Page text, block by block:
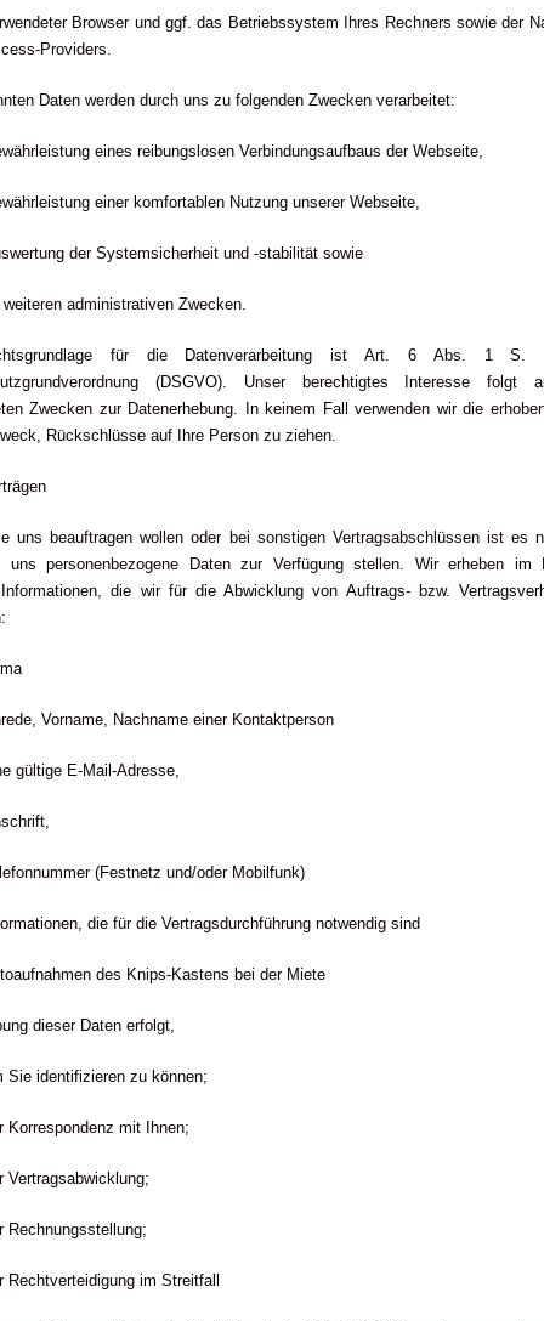
Browser und ggf. das Betriebssystem Ihres Rechners sowie der
Providers.
Daten werden durch uns zu folgenden Zwecken verarbeitet:
eines reibungslosen Verbindungsaufbaus der Webseite,
einer komfortablen Nutzung unserer Webseite,
der Systemsicherheit und -stabilität sowie
administrativen Zwecken.
für die Datenverarbeitung ist Art. 6 Abs. 1
(DSGVO). Unser berechtigtes Interesse folgt
Zwecken zur Datenerhebung. In keinem Fall verwenden wir die
Rückschlüsse auf Ihre Person zu ziehen.
uns beauftragen wollen oder bei sonstigen Vertragsabschlüssen ist es
uns personenbezogene Daten zur Verfügung stellen. Wir erheben im
die wir für die Abwicklung von Auftrags- bzw.
Vorname, Nachname einer Kontaktperson
gültige E-Mail-Adresse,
(Festnetz und/oder Mobilfunk)
die für die Vertragsdurchführung notwendig sind
des Knips-Kastens bei der Miete
dieser Daten erfolgt,
Sie identifizieren zu können;
Korrespondenz mit Ihnen;
Vertragsabwicklung;
Rechnungsstellung;
Rechtverteidigung im Streitfall